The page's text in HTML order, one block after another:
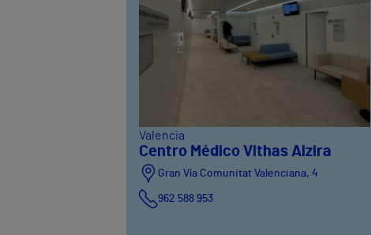
Valencia
Centro Médico Vithas Alzira
Gran Vía Comunitat Valenciana, 4
962 588 953